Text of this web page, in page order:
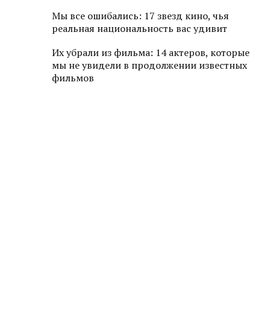
Мы все ошибались: 17 звезд кино, чья
реальная национальность вас удивит
Их убрали из фильма: 14 актеров, которые
мы не увидели в продолжении известных
фильмов